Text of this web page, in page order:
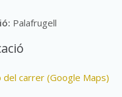
Palafrugell
del carrer (Google Maps)